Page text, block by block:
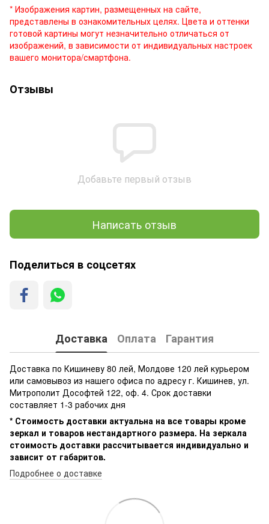
* Изображения картин, размещенных на сайте,
представлены в ознакомительных целях. Цвета и оттенки
готовой картины могут незначительно отличаться от
изображений, в зависимости от индивидуальных настроек
вашего монитора/смартфона.
Отзывы
Добавьте первый отзыв
Написать отзыв
Поделиться в соцсетях
Доставка Оплата Гарантия
Доставка по Кишиневу 80 лей, Молдове 120 лей курьером
или самовывоз из нашего офиса по адресу г. Кишинев, ул.
Митрополит Дософтей 122, оф. 4. Срок доставки
составляет 1-3 рабочих дня
* Стоимость доставки актуальна на все товары кроме
зеркал и товаров нестандартного размера. На зеркала
стоимость доставки рассчитывается индивидуально и
зависит от габаритов.
Подробнее о доставке